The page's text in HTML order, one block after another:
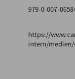
979-0-007-
https://
intern/medien/